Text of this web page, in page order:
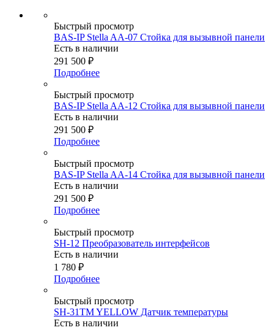
Быстрый просмотр
BAS-IP Stella AA-07 Стойка для вызывной панели
Есть в наличии
291 500 ₽
Подробнее
Быстрый просмотр
BAS-IP Stella AA-12 Стойка для вызывной панели
Есть в наличии
291 500 ₽
Подробнее
Быстрый просмотр
BAS-IP Stella AA-14 Стойка для вызывной панели
Есть в наличии
291 500 ₽
Подробнее
Быстрый просмотр
SH-12 Преобразователь интерфейсов
Есть в наличии
1 780 ₽
Подробнее
Быстрый просмотр
SH-31TM YELLOW Датчик температуры
Есть в наличии